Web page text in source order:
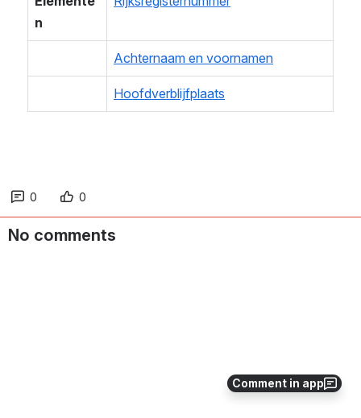
Comment in app
n
Achternaam en voornamen
Hoofdverblijfplaats
0 0
No comments